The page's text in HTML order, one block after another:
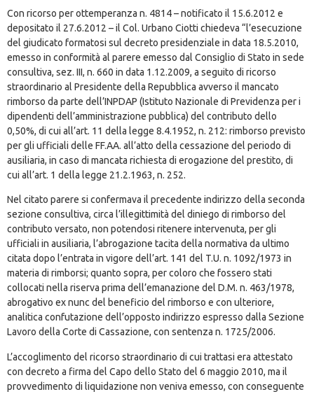
Con ricorso per ottemperanza n. 4814 – notificato il 15.6.2012 e
depositato il 27.6.2012 – il Col. Urbano Ciotti chiedeva “l’esecuzione
del giudicato formatosi sul decreto presidenziale in data 18.5.2010,
emesso in conformità al parere emesso dal Consiglio di Stato in sede
consultiva, sez. III, n. 660 in data 1.12.2009, a seguito di ricorso
straordinario al Presidente della Repubblica avverso il mancato
rimborso da parte dell’INPDAP (Istituto Nazionale di Previdenza per i
dipendenti dell’amministrazione pubblica) del contributo dello
0,50%, di cui all’art. 11 della legge 8.4.1952, n. 212: rimborso previsto
per gli ufficiali delle FF.AA. all’atto della cessazione del periodo di
ausiliaria, in caso di mancata richiesta di erogazione del prestito, di
cui all’art. 1 della legge 21.2.1963, n. 252.
Nel citato parere si confermava il precedente indirizzo della seconda
sezione consultiva, circa l’illegittimità del diniego di rimborso del
contributo versato, non potendosi ritenere intervenuta, per gli
ufficiali in ausiliaria, l’abrogazione tacita della normativa da ultimo
citata dopo l’entrata in vigore dell’art. 141 del T.U. n. 1092/1973 in
materia di rimborsi; quanto sopra, per coloro che fossero stati
collocati nella riserva prima dell’emanazione del D.M. n. 463/1978,
abrogativo ex nunc del beneficio del rimborso e con ulteriore,
analitica confutazione dell’opposto indirizzo espresso dalla Sezione
Lavoro della Corte di Cassazione, con sentenza n. 1725/2006.
L’accoglimento del ricorso straordinario di cui trattasi era attestato
con decreto a firma del Capo dello Stato del 6 maggio 2010, ma il
provvedimento di liquidazione non veniva emesso, con conseguente